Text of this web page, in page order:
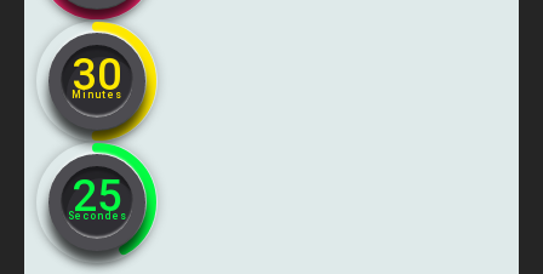
30
Minutes
24
Secondes